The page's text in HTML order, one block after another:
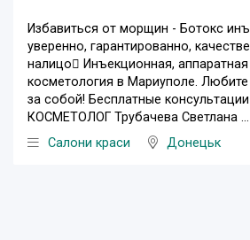
Избавиться от морщин - Ботокс
уверенно, гарантированно,
налицо Инъекционная, аппаратная
косметология в Мариуполе. Любите
за собой! Бесплатные
КОСМЕТОЛОГ Трубачева Светлана ...
Салони краси
Донецьк